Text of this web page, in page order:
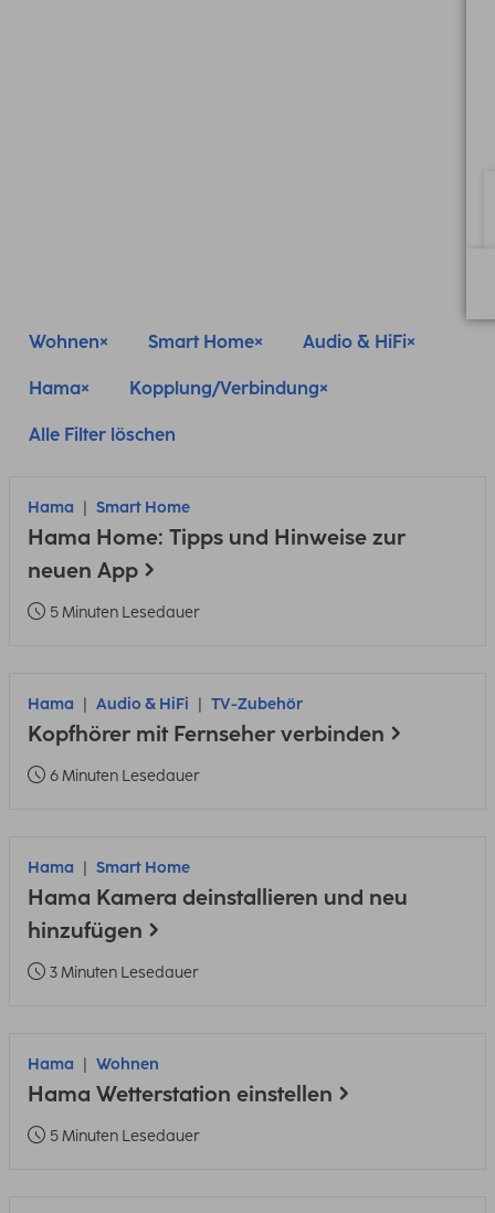
Wohnen Smart Home Audio & HiFi
Hama Kopplung/Verbindung
Alle Filter löschen
Hama Smart Home
Hama Home: Tipps und Hinweise zur
neuen App
5 Minuten Lesedauer
Hama Audio & HiFi TV-Zubehör
Kopfhörer mit Fernseher verbinden
6 Minuten Lesedauer
Hama Smart Home
Hama Kamera deinstallieren und neu
hinzufügen
3 Minuten Lesedauer
Hama Wohnen
Hama Wetterstation einstellen
5 Minuten Lesedauer